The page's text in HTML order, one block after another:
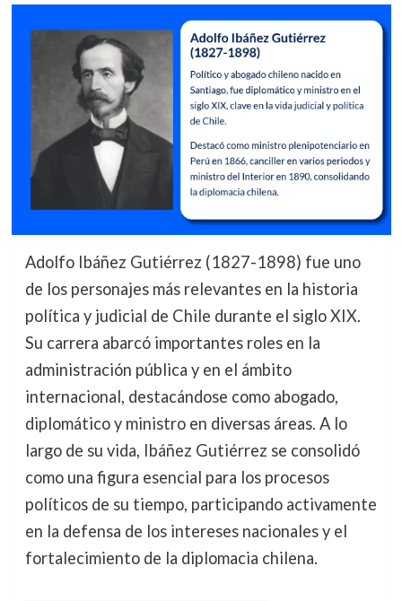
Adolfo Ibáñez Gutiérrez (1827-1898) fue uno
de los personajes más relevantes en la historia
política y judicial de Chile durante el siglo XIX.
Su carrera abarcó importantes roles en la
administración pública y en el ámbito
internacional, destacándose como abogado,
diplomático y ministro en diversas áreas. A lo
largo de su vida, Ibáñez Gutiérrez se consolidó
como una figura esencial para los procesos
políticos de su tiempo, participando activamente
en la defensa de los intereses nacionales y el
fortalecimiento de la diplomacia chilena.